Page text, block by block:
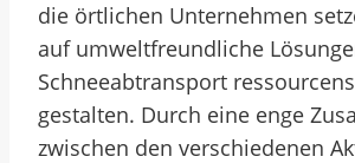
die örtlichen Unternehmen
auf umweltfreundliche
Schneeabtransport
gestalten. Durch eine enge
zwischen den verschiedenen